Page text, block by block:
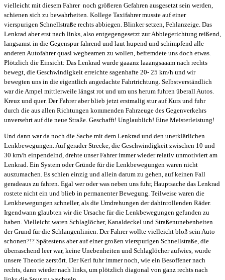
vielleicht mit diesem Fahrer noch größeren Gefahren ausgesetzt sein werden,
schienen sich zu bewahrheiten. Kollege Taxifahrer musste auf einer
vierspurigen Schnellstraße rechts abbiegen. Blinker setzen, Fehlanzeige. Das
Lenkrad aber erst nach links, also entgegengesetzt zur Abbiegerichtung reißend,
langsamst in die Gegenspur fahrend und laut hupend und schimpfend alle
anderen Autofahrer quasi wegbeamen zu wollen, befremdete uns doch etwas.
Plötzlich die Einsicht: Das Lenkrad wurde gaaanz laaangsaaam nach rechts
bewegt, die Geschwindigkeit erreichte sagenhafte 20- 25 km/h und wir
bewegten uns in die eigentlich angedachte Fahrtrichtung. Selbstverständlich
war die Ampel mittlerweile längst rot und um uns herum fuhren überall Autos.
Kreuz und quer. Der Fahrer aber blieb jetzt erstmalig stur auf Kurs und fuhr
durch die aus allen Richtungen kommenden Fahrzeuge des Gegenverkehrs
unversehrt auf die neue Straße. Geschafft! Unglaublich! Eine Meisterleistung!
Und dann war da noch die Sache mit dem Lenkrad und den unerklärlichen
Lenkbewegungen. Auf gerader Strecke, die Geschwindigkeit zwischen 10 und
30 km/h einpendelnd, drehte unser Fahrer immer wieder relativ unmotiviert am
Lenkrad. Ein System oder Gründe für die Lenkbewegungen waren nicht
auszumachen. Es schien einzig und allein darum zu gehen, auf keinen Fall
geradeaus zu fahren. Egal wer oder was neben uns fuhr, Hauptsache das Lenkrad
rostete nicht ein und blieb in permanenter Bewegung. Teilweise waren die
Lenkbewegungen schneller, als die Umdrehungen der dahinrollenden Räder.
Irgendwann glaubten wir die Ursache für die Lenkbewegungen gefunden zu
haben. Vielleicht waren Schlaglöcher, Kanaldeckel und Straßenunebenheiten
der Grund für die Schlangenlinien. Der Fahrer wollte vielleicht bloß sein Auto
schonen?!? Spätestens aber auf einer großen vierspurigen Schnellstraße, die
überraschend leer war, keine Unebenheiten und Schlaglöcher aufwies, wurde
unsere Theorie zerstört. Der Kerl fuhr immer noch, wie ein Besoffener nach
rechts, dann wieder nach links, um plötzlich diagonal von ganz rechts nach